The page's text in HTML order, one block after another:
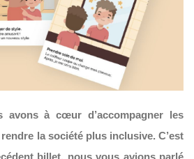
avons à cœur d’accompagner les
la société plus inclusive. C’est
billet, nous vous avions parlé